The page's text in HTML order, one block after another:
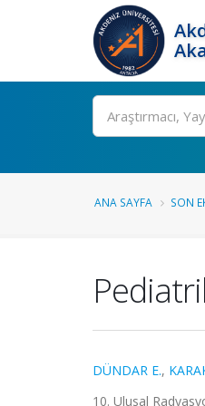
Ara
ANA SAYFA SON
DÜNDAR E.,
10. Ulusal